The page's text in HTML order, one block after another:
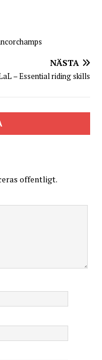
NÄSTA
– Essential riding skills
offentligt.